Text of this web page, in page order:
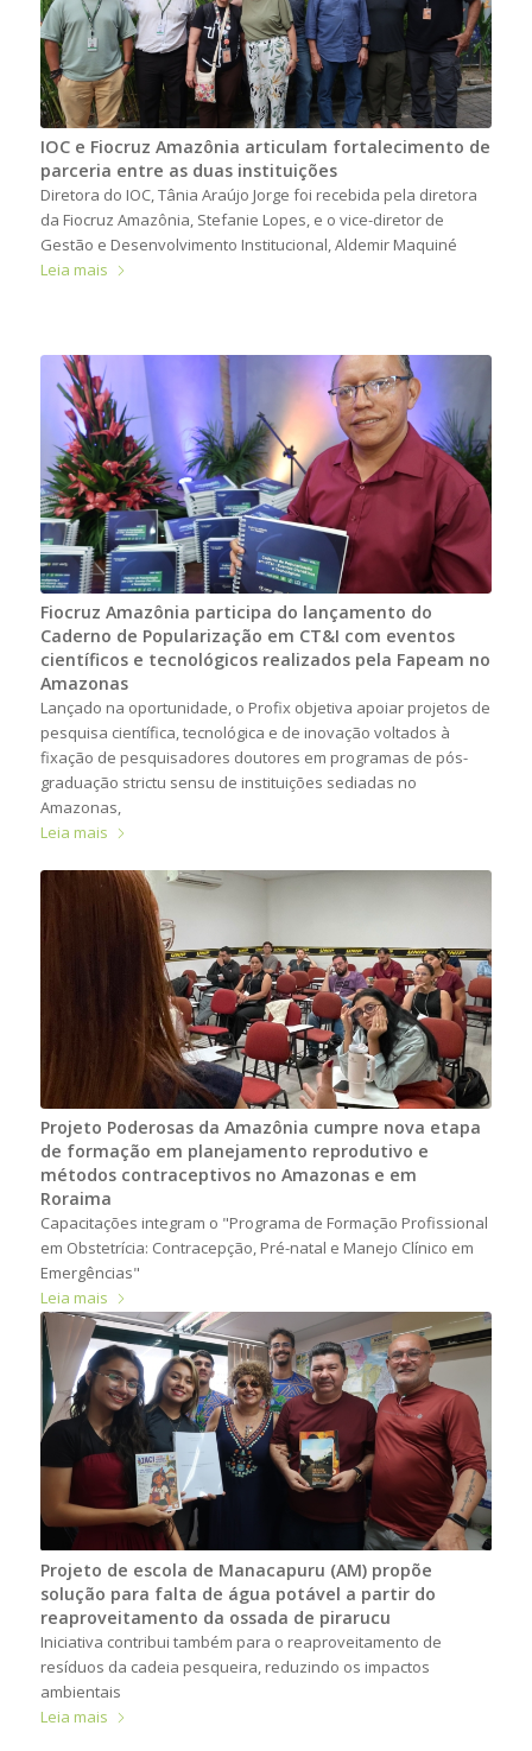
IOC e Fiocruz Amazônia articulam fortalecimento de
parceria entre as duas instituições
Diretora do IOC, Tânia Araújo Jorge foi recebida pela diretora
da Fiocruz Amazônia, Stefanie Lopes, e o vice-diretor de
Gestão e Desenvolvimento Institucional, Aldemir Maquiné
Leia mais
Fiocruz Amazônia participa do lançamento do
Caderno de Popularização em CT&I com eventos
científicos e tecnológicos realizados pela Fapeam no
Amazonas
Lançado na oportunidade, o Profix objetiva apoiar projetos de
pesquisa científica, tecnológica e de inovação voltados à
fixação de pesquisadores doutores em programas de pós-
graduação strictu sensu de instituições sediadas no
Amazonas,
Leia mais
Projeto Poderosas da Amazônia cumpre nova etapa
de formação em planejamento reprodutivo e
métodos contraceptivos no Amazonas e em
Roraima
Capacitações integram o "Programa de Formação Profissional
em Obstetrícia: Contracepção, Pré-natal e Manejo Clínico em
Emergências"
Leia mais
Projeto de escola de Manacapuru (AM) propõe
solução para falta de água potável a partir do
reaproveitamento da ossada de pirarucu
Iniciativa contribui também para o reaproveitamento de
resíduos da cadeia pesqueira, reduzindo os impactos
ambientais
Leia mais